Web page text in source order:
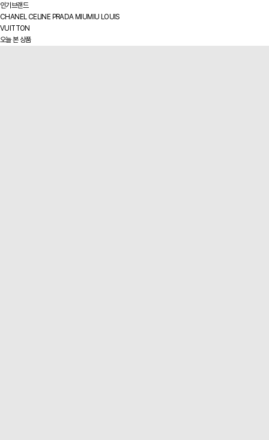
인기브랜드
CHANEL CELINE PRADA MIUMIU LOUIS
VUITTON
오늘 본 상품